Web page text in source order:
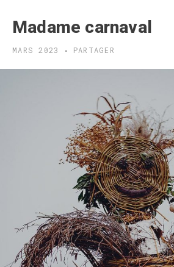
Madame carnaval
MARS 2023 PARTAGER